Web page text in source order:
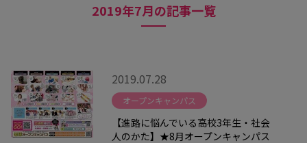
2019年7月の記事一覧
2019.07.28
オープンキャンパス
【進路に悩んでいる高校3年生・社会
人のかた】★8月オープンキャンパス